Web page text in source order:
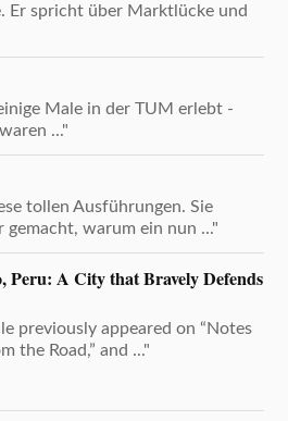
Er spricht über Marktlücke und
Male in der TUM erlebt -
..."
tollen Ausführungen. Sie
gemacht, warum ein nun ..."
Peru: A City that Bravely Defends
previously appeared on “Notes
the Road,” and ..."